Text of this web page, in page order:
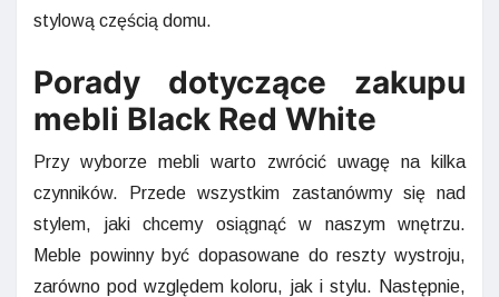
stylową częścią domu.
Porady dotyczące zakupu
mebli Black Red White
Przy wyborze mebli warto zwrócić uwagę na kilka
czynników. Przede wszystkim zastanówmy się nad
stylem, jaki chcemy osiągnąć w naszym wnętrzu.
Meble powinny być dopasowane do reszty wystroju,
zarówno pod względem koloru, jak i stylu. Następnie,